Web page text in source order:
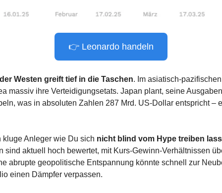
👉 Leonardo handeln
Westen greift tief in die Taschen. Im asiatisch-
massiv ihre Verteidigungsetats. Japan plant, seine
was in absoluten Zahlen 287 Mrd. US-Dollar entspricht –
Anleger wie Du sich nicht blind vom Hype treiben
sind aktuell hoch bewertet, mit Kurs-Gewinn-Verhältnissen
abrupte geopolitische Entspannung könnte schnell zur
einen Dämpfer verpassen.